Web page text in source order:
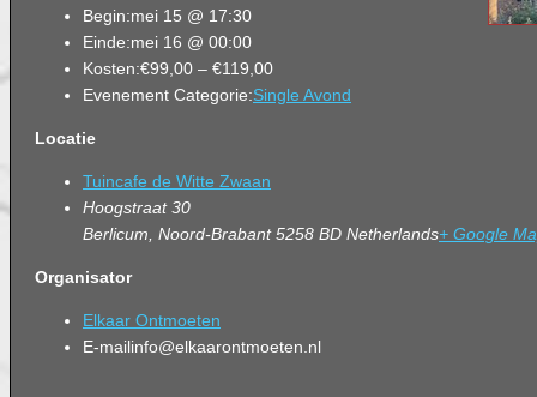
Begin:mei 15 @ 17:30
Einde:mei 16 @ 00:00
Kosten:€99,00 – €119,00
Evenement Categorie:Single Avond
Locatie
Tuincafe de Witte Zwaan
Hoogstraat 30
Berlicum Noord-Brabant5258 BD Netherlands+ Google
Organisator
Elkaar Ontmoeten
E-mailinfo@elkaarontmoeten.nl